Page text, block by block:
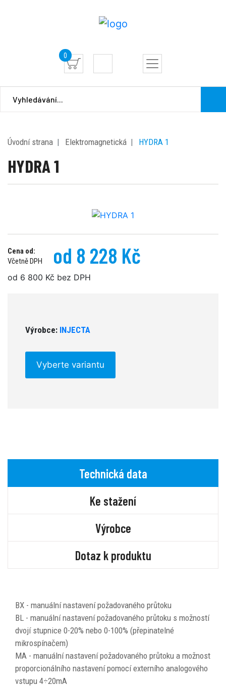
0
Úvodní strana Elektromagnetická HYDRA 1
HYDRA 1
Cena od:
Včetně DPH
od 8 228 Kč
od 6 800 Kč bez DPH
Výrobce: INJECTA
Vyberte variantu
Technická data
Ke stažení
Výrobce
Dotaz k produktu
BX - manuální nastavení požadovaného průtoku
BL - manuální nastavení požadovaného průtoku s možností
dvojí stupnice 0-20% nebo 0-100% (přepinatelné
mikrospínačem)
MA - manuální nastavení požadovaného průtoku a možnost
proporcionálního nastavení pomocí externího analogového
vstupu 4÷20mA